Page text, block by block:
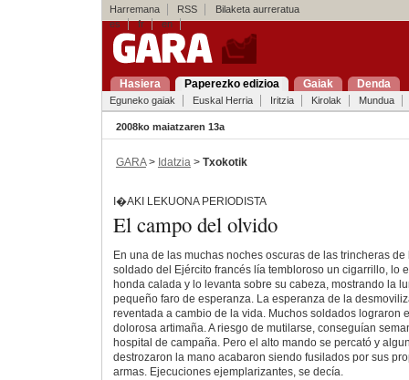
Harremana RSS
Bilaketa aurreratua
es
fr en
Hasiera Paperezko edizioa Gaiak Denda
Eguneko gaiak Euskal Herria Iritzia Kirolak Mundua
2008ko maiatzaren 13a
GARA> Idatzia > Txokotik
I�AKI LEKUONA PERIODISTA
El campo del olvido
En una de las muchas noches oscuras de las trincheras de
soldado del Ejército francés lía tembloroso un cigarrillo, lo
honda calada y lo levanta sobre su cabeza, mostrando la
pequeño faro de esperanza. La esperanza de la
reventada a cambio de la vida. Muchos soldados lograron
dolorosa artimaña. A riesgo de mutilarse, conseguían
hospital de campaña. Pero el alto mando se percató y
destrozaron la mano acabaron siendo fusilados por sus
armas. Ejecuciones ejemplarizantes, se decía.